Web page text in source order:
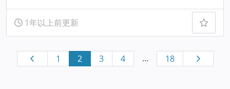
1年以上前更新
1 2 3 4 … 18